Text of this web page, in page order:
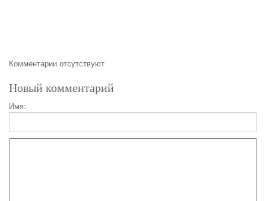
Комментарии отсутствуют
Новый комментарий
Имя: